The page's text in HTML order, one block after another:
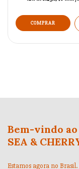
COMPRAR
Bem-vindo
SEA &
Estamos agora no